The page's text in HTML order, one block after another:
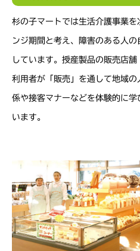
杉の子マートでは生活介護事業
ンジ期間と考え、障害のある人
しています。授産製品の販売店
利用者が「販売」を通して地域
係や接客マナーなどを体験的に
います。